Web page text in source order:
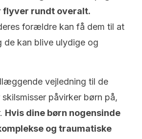
flyver rundt overalt.
forældre kan få dem til at
de kan blive ulydige og
vejledning til de
påvirker børn på,
Hvis dine børn nogensinde
og traumatiske